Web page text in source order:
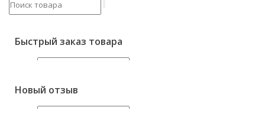
Быстрый заказ товара
Телефон *
Адрес доставки
Новый отзыв